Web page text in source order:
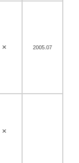
× 2005.07
×